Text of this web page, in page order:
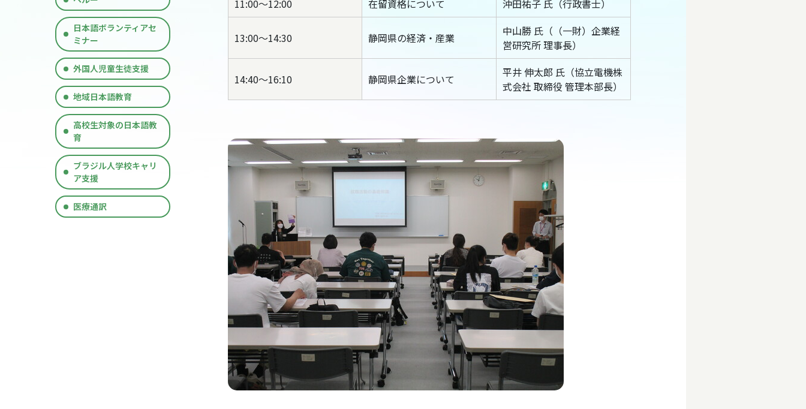
日本語ボランティアセ
ミナー
外国人児童生徒支援
地域日本語教育
高校生対象の日本語教
育
ブラジル人学校キャリ
ア支援
医療通訳
11:00～12:00
在留資格について 沖田祐子 氏（行政書士）
13:00～14:30 静岡県の経済・産業
中山勝 氏（（一財）企業経
営研究所 理事長）
14:40～16:10 静岡県企業について
平井 伸太郎 氏（協立電機株
式会社 取締役 管理本部長）